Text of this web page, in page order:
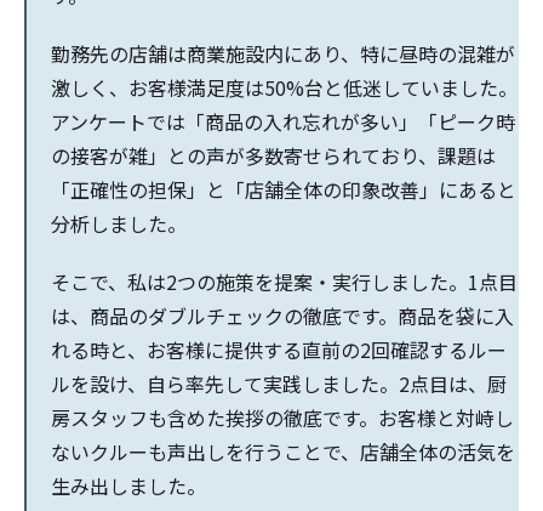
勤務先の店舗は商業施設内にあり、特に昼時の混雑が
激しく、お客様満足度は50%台と低迷していました。
アンケートでは「商品の入れ忘れが多い」「ピーク時
の接客が雑」との声が多数寄せられており、課題は
「正確性の担保」と「店舗全体の印象改善」にあると
分析しました。
そこで、私は2つの施策を提案・実行しました。1点目
は、商品のダブルチェックの徹底です。商品を袋に入
れる時と、お客様に提供する直前の2回確認するルー
ルを設け、自ら率先して実践しました。2点目は、厨
房スタッフも含めた挨拶の徹底です。お客様と対峙し
ないクルーも声出しを行うことで、店舗全体の活気を
生み出しました。